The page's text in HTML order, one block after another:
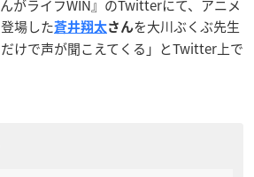
がライフWIN』のTwitterにて、アニメ
場した蒼井翔太さんを大川ぶくぶ先生
けで声が聞こえてくる」とTwitter上で